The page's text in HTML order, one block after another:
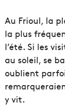
Au Frioul, la
la plus
l’été. Si les
au soleil, se
oublient
y vit.